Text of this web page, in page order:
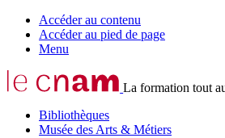
Accéder au contenu
Accéder au pied de page
Menu
La formation tout
Bibliothèques
Musée des Arts & Métiers